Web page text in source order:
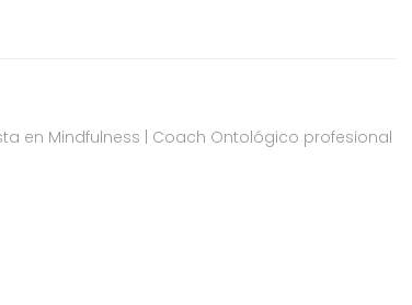
en Mindfulness | Coach Ontológico profesional